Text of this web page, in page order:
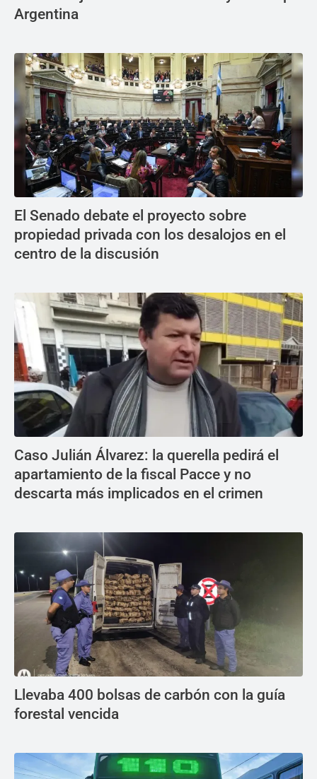
Argentina
El Senado debate el proyecto sobre
propiedad privada con los desalojos en el
centro de la discusión
Caso Julián Álvarez: la querella pedirá el
apartamiento de la fiscal Pacce y no
descarta más implicados en el crimen
Llevaba 400 bolsas de carbón con la guía
forestal vencida